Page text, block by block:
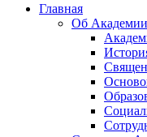
Главная
Об Академии